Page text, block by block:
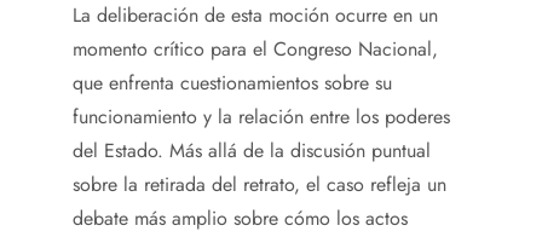
La deliberación de esta moción ocurre en un
momento crítico para el Congreso Nacional,
que enfrenta cuestionamientos sobre su
funcionamiento y la relación entre los poderes
del Estado. Más allá de la discusión puntual
sobre la retirada del retrato, el caso refleja un
debate más amplio sobre cómo los actos